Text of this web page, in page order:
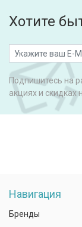
Хотите
Подпишитесь на
акциях и скидках
Навигация
Бренды